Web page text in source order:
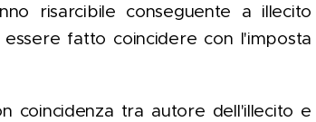
risarcibile conseguente a illecito
fatto coincidere con l'imposta
coincidenza tra autore dell'illecito e